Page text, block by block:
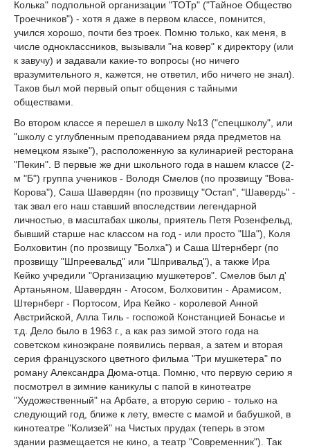
Колька" подпольной организации "ТОТр" ("Тайное Общество
Троечников") - хотя я даже в первом классе, помнится,
учился хорошо, почти без троек. Помню только, как меня, в
числе одноклассников, вызывали "на ковер" к директору (или
к завучу) и задавали какие-то вопросы (но ничего
вразумительного я, кажется, не ответил, ибо ничего не знал).
Таков был мой первый опыт общения с тайными
обществами.
Во втором классе я перешел в школу №13 ("спецшколу", или
"школу с углубленным преподаванием ряда предметов на
немецком языке"), расположенную за кулинарией ресторана
"Пекин". В первые же дни школьного года в нашем классе (2-
м "Б") группа учеников - Володя Смелов (по прозвищу "Вова-
Корова"), Саша Шавердян (по прозвищу "Остап", "Шавердь" -
так звал его наш ставший впоследствии легендарной
личностью, в масштабах школы, приятель Петя Розенфельд,
бывший старше нас классом на год - или просто "Ша"), Коля
Болховитин (по прозвищу "Болха") и Саша Штернберг (по
прозвищу "Шпреевальд" или "Шпривальд"), а также Ира
Кейко учредили "Организацию мушкетеров". Смелов был д'
Артаньяном, Шавердян - Атосом, Болховитин - Арамисом,
Штернберг - Портосом, Ира Кейко - королевой Анной
Австрийской, Алла Тиль - госпожой Констанцией Бонасье и
т.д. Дело было в 1963 г., а как раз зимой этого года на
советском киноэкране появились первая, а затем и вторая
серия французского цветного фильма "Три мушкетера" по
роману Александра Дюма-отца. Помню, что первую серию я
посмотрел в зимние каникулы с папой в кинотеатре
"Художественный" на Арбате, а вторую серию - только на
следующий год, ближе к лету, вместе с мамой и бабушкой, в
кинотеатре "Колизей" на Чистых прудах (теперь в этом
здании размещается не кино, а театр "Современник"). Так